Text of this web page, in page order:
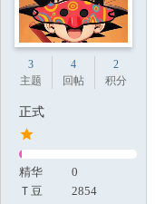
3
主题
4
回帖
2
积分
正式
精华
0
Ｔ豆
2854